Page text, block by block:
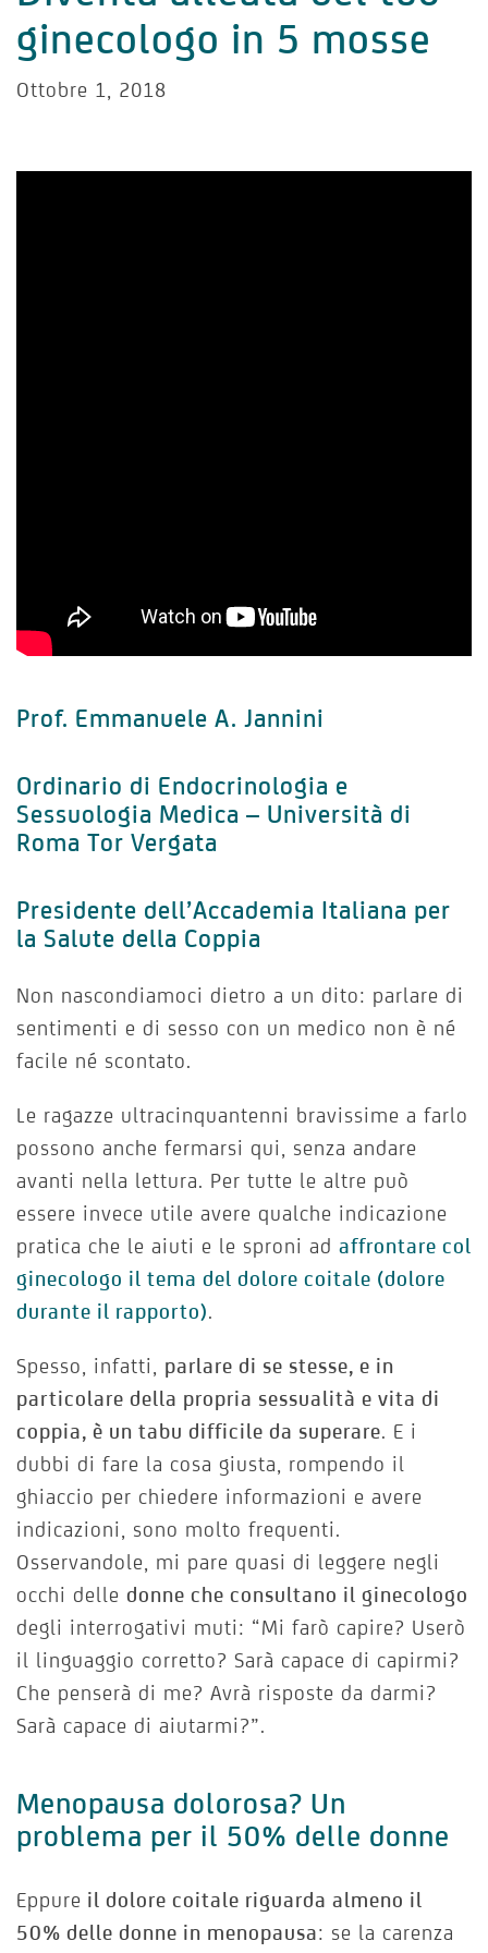
ginecologo in 5 mosse
Ottobre 1, 2018
Prof. Emmanuele A. Jannini
Ordinario di Endocrinologia e
Sessuologia Medica – Università di
Roma Tor Vergata
Presidente dell’Accademia Italiana per
la Salute della Coppia
Non nascondiamoci dietro a un dito: parlare di
sentimenti e di sesso con un medico non è né
facile né scontato.
Le ragazze ultracinquantenni bravissime a farlo
possono anche fermarsi qui, senza andare
avanti nella lettura. Per tutte le altre può
essere invece utile avere qualche indicazione
pratica che le aiuti e le sproni ad affrontare col
ginecologo il tema del dolore coitale (dolore
durante il rapporto).
Spesso, infatti, parlare di se stesse, e in
particolare della propria sessualità e vita di
coppia, è un tabu difficile da superare. E i
dubbi di fare la cosa giusta, rompendo il
ghiaccio per chiedere informazioni e avere
indicazioni, sono molto frequenti.
Osservandole, mi pare quasi di leggere negli
occhi delle donne che consultano il ginecologo
degli interrogativi muti: “Mi farò capire? Userò
il linguaggio corretto? Sarà capace di capirmi?
Che penserà di me? Avrà risposte da darmi?
Sarà capace di aiutarmi?”.
Menopausa dolorosa? Un
problema per il 50% delle donne
Eppure il dolore coitale riguarda almeno il
50% delle donne in menopausa: se la carenza